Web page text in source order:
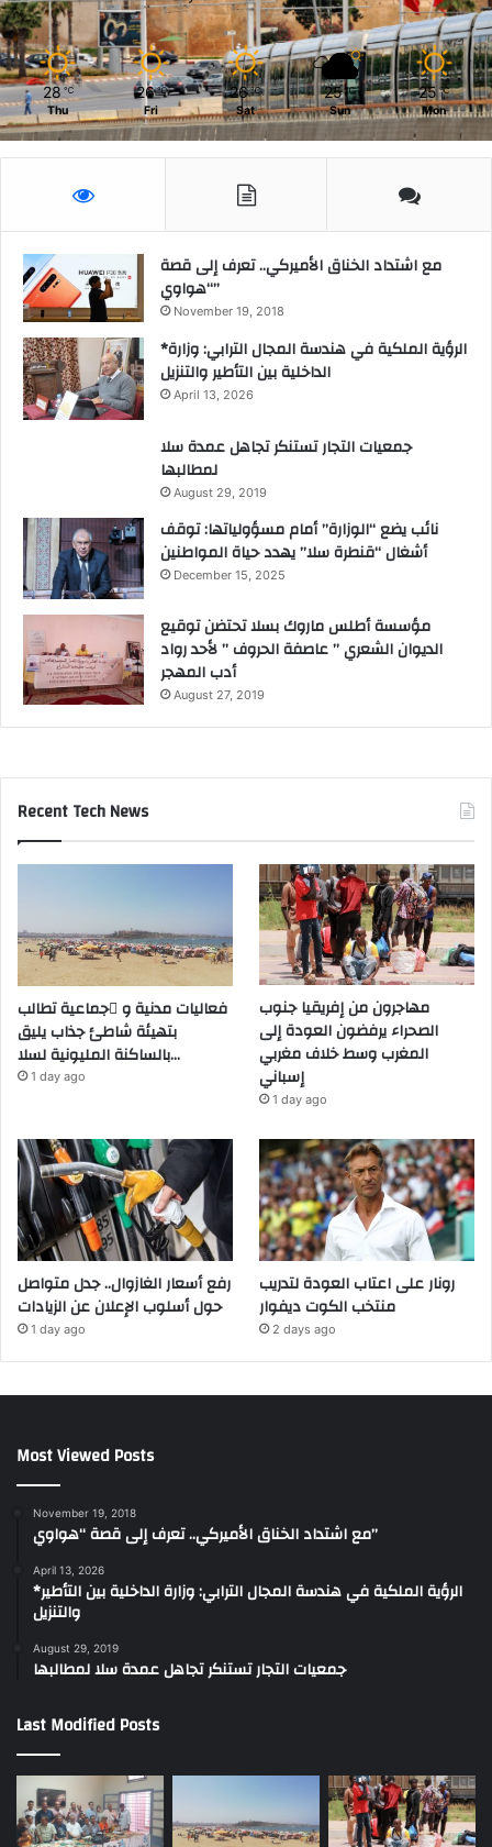
ت
م
ا
ع
ي
ة
د
خ
ل
اً
ع
ا
ق
ذ
ه
28 ℃
Thu
26 ℃
Fri
26 ℃
Sat
25 ℃
Sun
25 ℃
Mon
مع اشتداد الخناق الأميركي.. تعرف إلى قصة
“هواوي”
November 19, 2018
*الرؤية الملكية في هندسة المجال الترابي: وزارة
الداخلية بين التأطير والتنزيل
April 13, 2026
جمعيات التجار تستنكر تجاهل عمدة سلا
لمطالبها
August 29, 2019
نائب يضع “الوزارة” أمام مسؤولياتها: توقف
أشغال “قنطرة سلا” يهدد حياة المواطنين
December 15, 2025
مؤسسة أطلس ماروك بسلا تحتضن توقيع
الديوان الشعري ” عاصفة الحروف ” لأحد رواد
أدب المهجر
August 27, 2019
Recent Tech News
فعاليات مدنية و َجماعية تطالب
بتهيئة شاطئ جذاب يليق
بالساكنة المليونية لسلا…
1 day ago
مهاجرون من إفريقيا جنوب
الصحراء يرفضون العودة إلى
المغرب وسط خلاف مغربي
إسباني
1 day ago
رفع أسعار الغازوال.. جدل متواصل
حول أسلوب الإعلان عن الزيادات
1 day ago
رونار على اعتاب العودة لتدريب
منتخب الكوت ديفوار
2 days ago
Most Viewed Posts
November 19, 2018
مع اشتداد الخناق الأميركي.. تعرف إلى قصة “هواوي”
April 13, 2026
*الرؤية الملكية في هندسة المجال الترابي: وزارة الداخلية بين التأطير
والتنزيل
August 29, 2019
جمعيات التجار تستنكر تجاهل عمدة سلا لمطالبها
Last Modified Posts